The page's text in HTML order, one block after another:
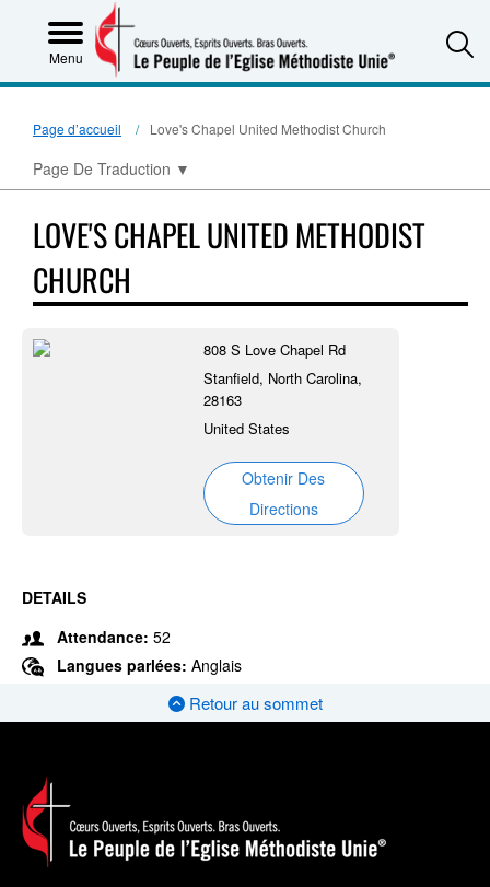
Menu
Page d’accueil Love's Chapel United Methodist Church
Page De Traduction ▼
LOVE'S CHAPEL UNITED METHODIST
CHURCH
808 S Love Chapel Rd
Stanfield, North Carolina,
28163
United States
Obtenir Des
Directions
DETAILS
Attendance: 52
Langues parlées: Anglais
Retour au sommet